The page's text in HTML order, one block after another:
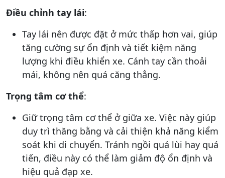
Điều chỉnh tay lái:
Tay lái nên được đặt ở mức thấp hơn vai, giúp
tăng cường sự ổn định và tiết kiệm năng
lượng khi điều khiển xe. Cánh tay cần thoải
mái, không nên quá căng thẳng.
Trọng tâm cơ thể:
Giữ trọng tâm cơ thể ở giữa xe. Việc này giúp
duy trì thăng bằng và cải thiện khả năng kiểm
soát khi di chuyển. Tránh ngồi quá lùi hay quá
tiến, điều này có thể làm giảm độ ổn định và
hiệu quả đạp xe.